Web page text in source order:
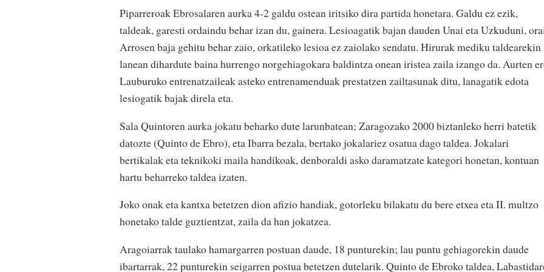
Piparreroak Ebrosalaren aurka 4-2 galdu ostean iritsiko dira partida honetara. Galdu ez ezik,
taldeak, garesti ordaindu behar izan du, gainera. Lesioagatik bajan dauden Unai eta Uzkuduni,
Arrosen baja gehitu behar zaio, orkatileko lesioa ez zaiolako sendatu. Hirurak mediku taldearekin
lanean dihardute baina hurrengo norgehiagokara baldintza onean iristea zaila izango da. Aurten
Lauburuko entrenatzaileak asteko entrenamenduak prestatzen zailtasunak ditu, lanagatik edota
lesiogatik bajak direla eta.
Sala Quintoren aurka jokatu beharko dute larunbatean; Zaragozako 2000 biztanleko herri batetik
datozte (Quinto de Ebro), eta Ibarra bezala, bertako jokalariez osatua dago taldea. Jokalari
bertikalak eta teknikoki maila handikoak, denboraldi asko daramatzate kategori honetan, kontuan
hartu beharreko taldea izaten.
Joko onak eta kantxa betetzen dion afizio handiak, gotorleku bilakatu du bere etxea eta II. multzo
honetako talde guztientzat, zaila da han jokatzea.
Aragoiarrak taulako hamargarren postuan daude, 18 punturekin; lau puntu gehiagorekin daude
ibartarrak, 22 punturekin seigarren postua betetzen dutelarik. Quinto de Ebroko taldea,